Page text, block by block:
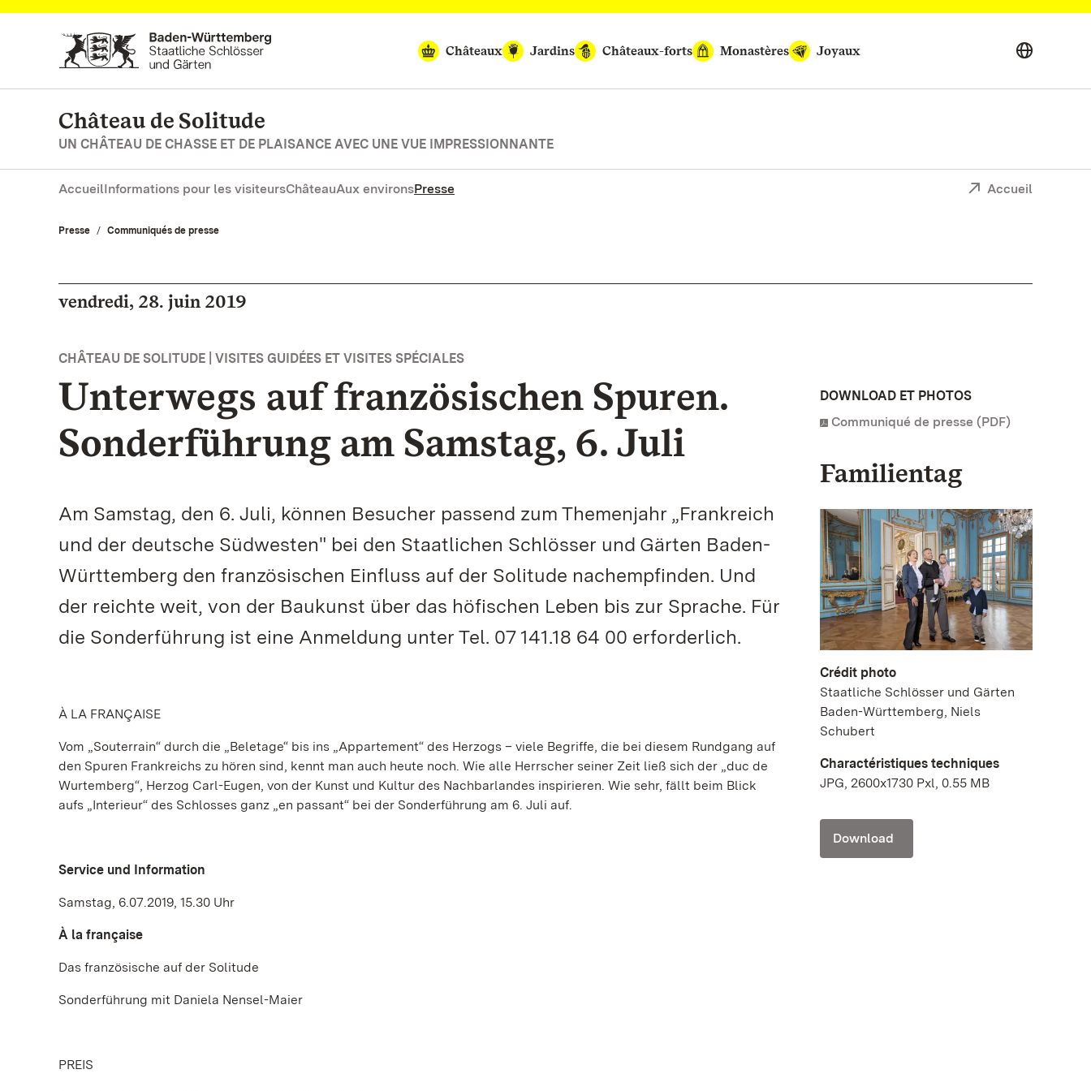
Vers la page d’accueil
Châteaux
Jardins Châteaux-forts Monastères Joyaux
Château de Solitude
UN CHÂTEAU DE CHASSE ET DE PLAISANCE AVEC UNE VUE IMPRESSIONNANTE
AccueilInformations pour les visiteursChâteauAux environsPresse Accueil
Presse Communiqués de presse
vendredi, 28. juin 2019
CHÂTEAU DE SOLITUDE | VISITES GUIDÉES ET VISITES SPÉCIALES
Unterwegs auf französischen Spuren.
Sonderführung am Samstag, 6. Juli
Am Samstag, den 6. Juli, können Besucher passend zum Themenjahr „Frankreich
und der deutsche Südwesten" bei den Staatlichen Schlösser und Gärten Baden-
Württemberg den französischen Einfluss auf der Solitude nachempfinden. Und
der reichte weit, von der Baukunst über das höfischen Leben bis zur Sprache. Für
die Sonderführung ist eine Anmeldung unter Tel. 07 141.18 64 00 erforderlich.
À LA FRANÇAISE
Vom „Souterrain“ durch die „Beletage“ bis ins „Appartement“ des Herzogs – viele Begriffe, die bei diesem Rundgang auf
den Spuren Frankreichs zu hören sind, kennt man auch heute noch. Wie alle Herrscher seiner Zeit ließ sich der „duc de
Wurtemberg“, Herzog Carl-Eugen, von der Kunst und Kultur des Nachbarlandes inspirieren. Wie sehr, fällt beim Blick
aufs „Interieur“ des Schlosses ganz „en passant“ bei der Sonderführung am 6. Juli auf.
Service und Information
Samstag, 6.07.2019, 15.30 Uhr
À la française
Das französische auf der Solitude
Sonderführung mit Daniela Nensel-Maier
PREIS
DOWNLOAD ET PHOTOS
Communiqué de presse (PDF)
Familientag
Crédit photo
Staatliche Schlösser und Gärten
Baden-Württemberg, Niels
Schubert
Charactéristiques techniques
JPG, 2600x1730 Pxl, 0.55 MB
Download